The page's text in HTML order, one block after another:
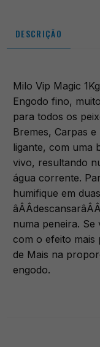
DESCRIÇÃO
Milo Vip Magic 1Kg
Engodo fino,
para todos os
Bremes, Carpas
ligante, com uma
vivo, resultando
água corrente.
humifique em
numa peneira. Se
com o efeito mais
de Mais na
engodo.